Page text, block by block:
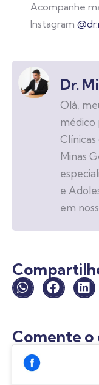
Acompanhe
Instagram
Dr.
Olá,
médico
Minas
e
em
Comente o